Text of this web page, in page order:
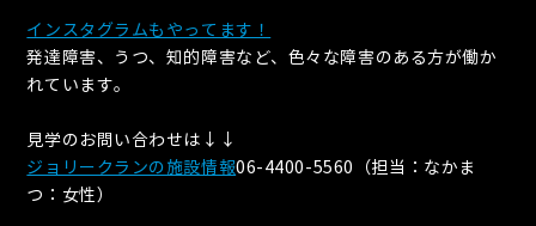
インスタグラムもやってます！
発達障害、うつ、知的障害など、色々な障害のある方が働か
れています。
見学のお問い合わせは↓↓
ジョリークランの施設情報06-4400-5560（担当：なかま
つ：女性）